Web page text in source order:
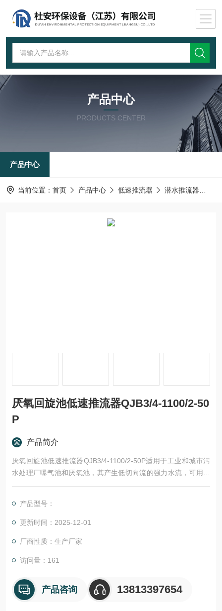
产品中心
PRODUCTS CENTER
产品中心
当前位置： 首页 产品中心 低速推流器 潜水推流器
厌氧回旋池低速推流器QJB3/4-1100/2-50
P
产品简介
厌氧回旋池低速推流器QJB3/4-1100/2-50P适用于工业和城市污
水处理厂曝气池和厌氧池，其产生低切向流的强力水流，可用于
池中水循环及硝化、脱氮和除磷阶段创建水流等。
产品型号：
更新时间：2025-12-01
厂商性质：生产厂家
访问量：161
产品咨询 13813397654